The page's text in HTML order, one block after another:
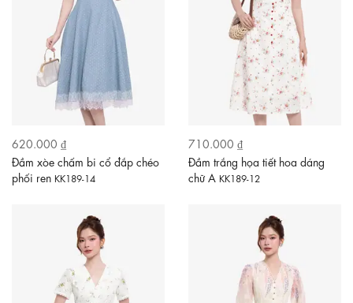
620.000 ₫
Đầm xòe chấm bi cổ đắp chéo
phối ren KK189-14
710.000 ₫
Đầm trắng họa tiết hoa dáng
chữ A KK189-12